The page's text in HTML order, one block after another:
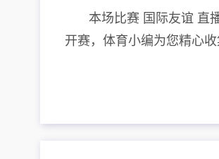
本场比赛 国际友谊 直
开赛，体育小编为您精心